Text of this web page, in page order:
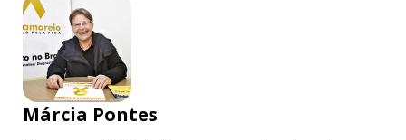
Márcia Pontes